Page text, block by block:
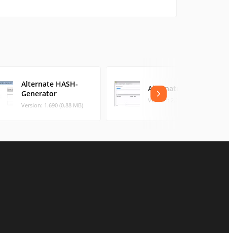
Alternate HASH-
Generator
Version: 1.690 (0.88 MB)
Alternate File Move
Version: 2.270 (0.86 MB)